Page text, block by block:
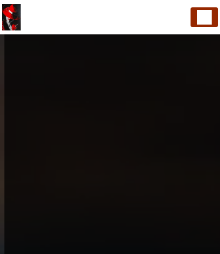
Panneau de gestion des cookies